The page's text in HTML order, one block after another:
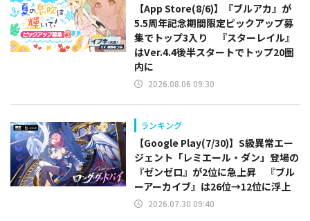
【App Store(8/6)】『ブルアカ』が
5.5周年記念期間限定ピックアップ募
集でトップ3入り 『スターレイル』
はVer.4.4後半スタートでトップ20圏
内に
2026.08.06 09:30
ランキング
【Google Play(7/30)】S級異常エー
ジェント「レミエール・ダン」登場の
『ゼンゼロ』が2位に急上昇 『ブル
ーアーカイブ』は26位→12位に浮上
2026.07.30 09:40